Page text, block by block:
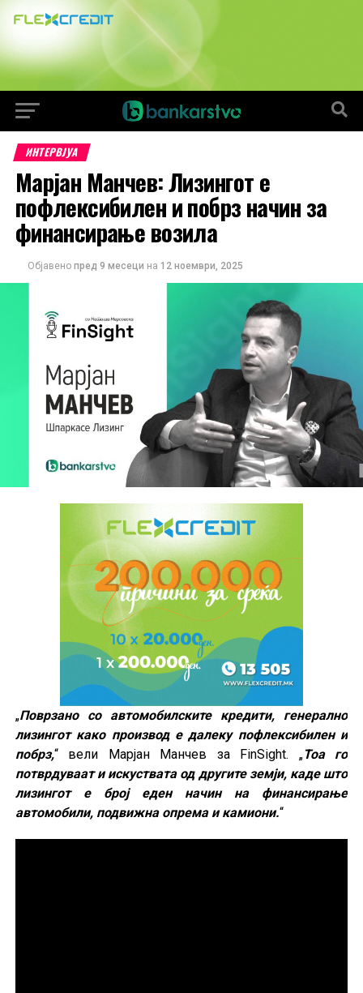
ИНТЕРВЈУА
Марјан Манчев: Лизингот е
пофлексибилен и побрз начин за
финансирање возила
Објавено пред 9 месеци на 12 ноември, 2025
„Поврзано со автомобилските кредити, генерално
лизингот како производ е далеку пофлексибилен и
побрз,“ вели Марјан Манчев за FinSight. „Тоа го
потврдуваат и искуствата од другите земји, каде што
лизингот е број еден начин на финансирање
автомобили, подвижна опрема и камиони.“